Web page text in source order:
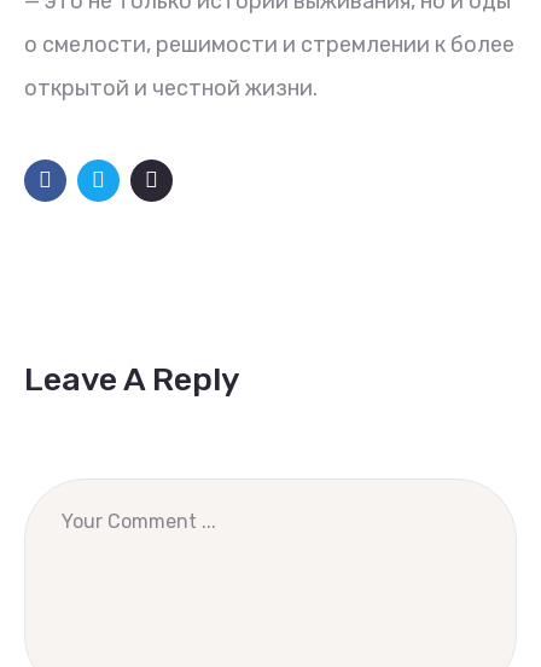
о смелости, решимости и стремлении к более
открытой и честной жизни.
Leave A Reply